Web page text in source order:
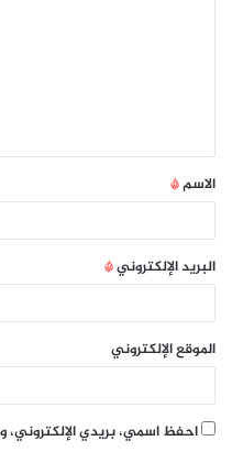
الاسم*
البريد الإلكتروني*
الموقع الإلكتروني
احفظ اسمي، بريدي الإلكتروني،